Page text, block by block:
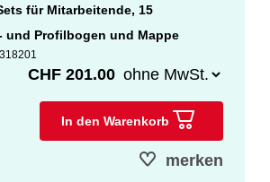
für Mitarbeitende, 15
und Profilbogen und Mappe
CHF 201.00
In den Warenkorb
merken